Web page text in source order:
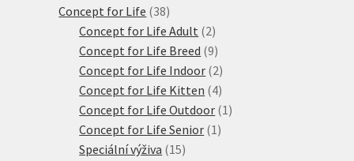
Concept for Life 3838
produktů
Concept for Life Adult 22
produkty
Concept for Life Breed 99
produktů
Concept for Life Indoor 22
produkty
Concept for Life Kitten 44
produkty
Concept for Life Outdoor 1 1
Concept for Life Senior 1 1
Speciální výživa 1515